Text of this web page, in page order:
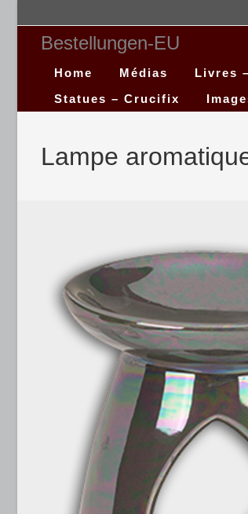
Bestellungen-EU
Home Médias Livres
Statues – Crucifix
Lampe